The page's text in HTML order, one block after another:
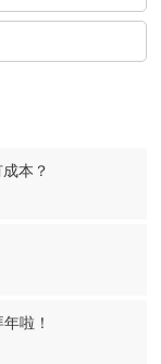
本？
啦！